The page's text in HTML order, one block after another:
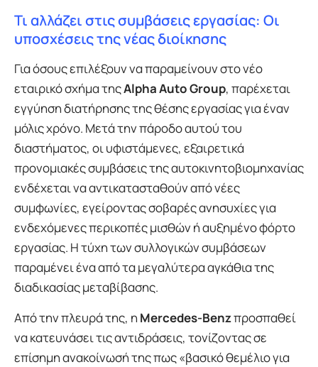
Τι αλλάζει στις συμβάσεις εργασίας: Οι
υποσχέσεις της νέας διοίκησης
Για όσους επιλέξουν να παραμείνουν στο νέο
εταιρικό σχήμα τηςAlpha Auto Group, παρέχεται
εγγύηση διατήρησης της θέσης εργασίας για έναν
μόλις χρόνο. Μετά την πάροδο αυτού του
διαστήματος, οι υφιστάμενες, εξαιρετικά
προνομιακές συμβάσεις της αυτοκινητοβιομηχανίας
ενδέχεται να αντικατασταθούν από νέες
συμφωνίες, εγείροντας σοβαρές ανησυχίες για
ενδεχόμενες περικοπές μισθών ή αυξημένο φόρτο
εργασίας. Η τύχη των συλλογικών συμβάσεων
παραμένει ένα από τα μεγαλύτερα αγκάθια της
διαδικασίας μεταβίβασης.
Από την πλευρά της, η Mercedes-Benzπροσπαθεί
να κατευνάσει τις αντιδράσεις, τονίζοντας σε
επίσημη ανακοίνωσή της πως «βασικό θεμέλιο για